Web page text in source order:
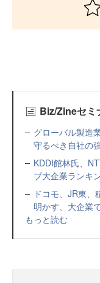
Biz/Zineセミ
グローバル製造
守るべき自社の
KDDI館林氏、
ブ大企業ランキ
ドコモ、JR東
明かす、大企業
もっと読む